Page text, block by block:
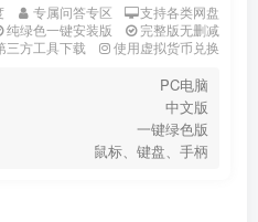
专属问答专区
支持各类网盘
纯绿色一键安装版
完整版无删减
三方工具下载
使用虚拟货币兑换
PC电脑
中文版
一键绿色版
鼠标、键盘、手柄